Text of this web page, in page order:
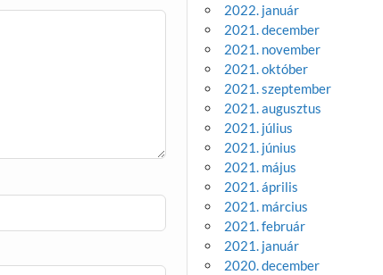
2022. január
2021. december
2021. november
2021. október
2021. szeptember
2021. augusztus
2021. július
2021. június
2021. május
2021. április
2021. március
2021. február
2021. január
2020. december